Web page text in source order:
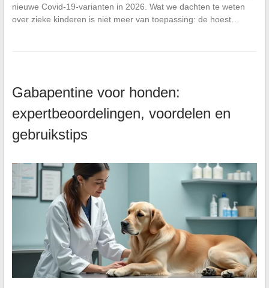
nieuwe Covid-19-varianten in 2026. Wat we dachten te weten
over zieke kinderen is niet meer van toepassing: de hoest…
Gabapentine voor honden:
expertbeoordelingen, voordelen en
gebruikstips